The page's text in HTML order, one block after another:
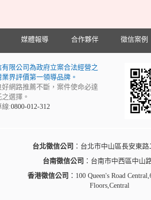
媒體報導 合作夥伴 徵信案例
限公司為政府立案合法經營之
界評價第一領導品牌。
網路推薦不斷，案件使命必達
選擇。
線:0800-012-312
台北徵信公司 ：台北市中山區長安東
台南徵信公司 ：台南市中西區中山
香港徵信公司 ：100 Queen's Road
Floors,Central